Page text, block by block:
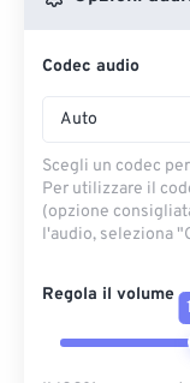
Codec audio
Auto
Scegli un codec
Per utilizzare il
(opzione
l'audio, seleziona
Regola il volume